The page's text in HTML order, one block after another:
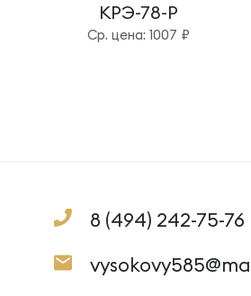
КРЭ-78-Р
Cр. цена: 1007 ₽
8 (494) 242-75-76